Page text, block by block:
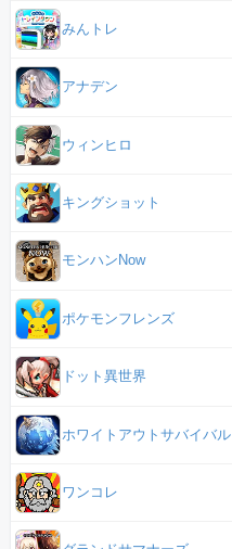
みんトレ
アナデン
ウィンヒロ
キングショット
モンハンNow
ポケモンフレンズ
ドット異世界
ホワイトアウトサバイバル
ワンコレ